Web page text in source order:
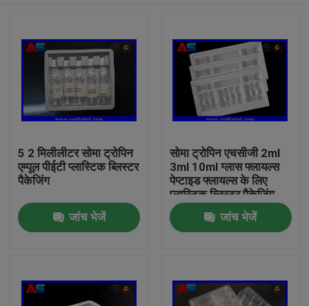
हमारे बारे में
5 2 मिलीलीटर सोमा ट्रोपिन
एम्पूल पीईटी प्लास्टिक ब्लिस्टर
पैकेजिंग
जांच भेजें
सोमा ट्रोपिन एचसीजी 2ml
3ml 10ml ग्लास फ्लायल्स
पेप्टाइड फ्लायल्स के लिए
प्लास्टिक ब्लिस्टर पैकेजिंग
जांच भेजें